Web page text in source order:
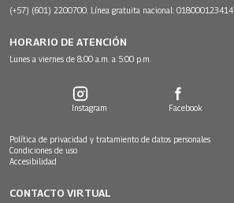
(+57) (601) 2200700. Línea gratuita nacional: 018000123414
HORARIO DE ATENCIÓN
Lunes a viernes de 8:00 a.m. a 5:00 p.m.
Instagram Facebook
Política de privacidad y tratamiento de datos personales
Condiciones de uso
Accesibilidad
CONTACTO VIRTUAL